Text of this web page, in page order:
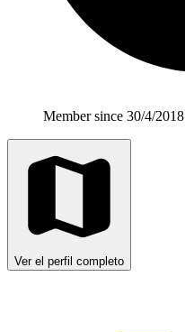
Member since 30/4/2018
Ver el perfil completo